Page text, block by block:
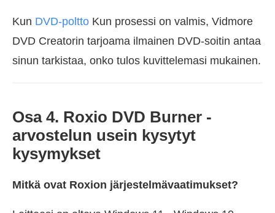
Kun DVD-poltto Kun prosessi on valmis, Vidmore
DVD Creatorin tarjoama ilmainen DVD-soitin antaa
sinun tarkistaa, onko tulos kuvittelemasi mukainen.
Osa 4. Roxio DVD Burner -
arvostelun usein kysytyt
kysymykset
Mitkä ovat Roxion järjestelmävaatimukset?